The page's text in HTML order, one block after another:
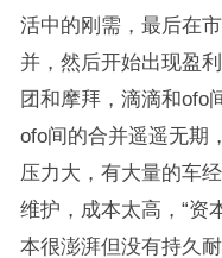
活中的刚需，最后在
并，然后开始出现盈
团和摩拜，滴滴和ofo
ofo间的合并遥遥无期
压力大，有大量的车
维护，成本太高，“资
本很澎湃但没有持久